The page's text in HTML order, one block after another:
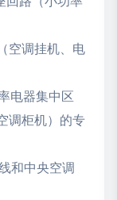
空调挂机、电
电器集中区
调柜机）的专
和中央空调